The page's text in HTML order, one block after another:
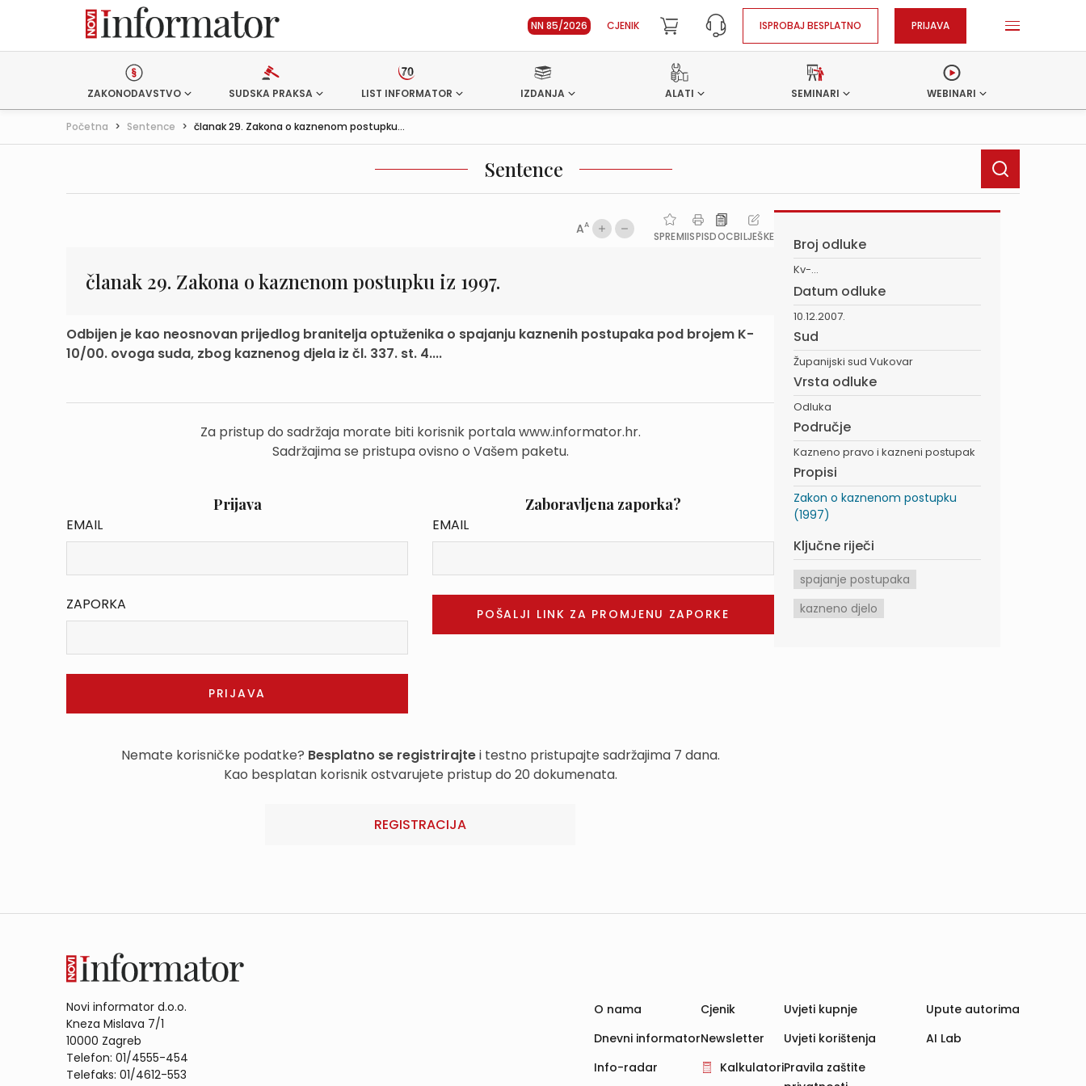
NN 85/2026 CJENIK ISPROBAJ BESPLATNO PRIJAVA
ZAKONODAVSTVO SUDSKA PRAKSA LIST INFORMATOR IZDANJA ALATI SEMINARI WEBINARI
Početna > Sentence > članak 29. Zakona o kaznenom postupku...
Sentence
AA
SPREMIISPISDOCBILJEŠKE
članak 29. Zakona o kaznenom postupku iz 1997.
Odbijen je kao neosnovan prijedlog branitelja optuženika o spajanju kaznenih postupaka pod brojem K-
10/00. ovoga suda, zbog kaznenog djela iz čl. 337. st. 4....
Za pristup do sadržaja morate biti korisnik portala www.informator.hr.
Sadržajima se pristupa ovisno o Vašem paketu.
Prijava
EMAIL
ZAPORKA
Zaboravljena zaporka?
EMAIL
Nemate korisničke podatke? Besplatno se registrirajtei testno pristupajte sadržajima 7 dana.
Kao besplatan korisnik ostvarujete pristup do 20 dokumenata.
REGISTRACIJA
Broj odluke
Kv-...
Datum odluke
10.12.2007.
Sud
Županijski sud Vukovar
Vrsta odluke
Odluka
Područje
Kazneno pravo i kazneni postupak
Propisi
Zakon o kaznenom postupku
(1997)
Ključne riječi
spajanje postupaka
kazneno djelo
Novi informator d.o.o.
Kneza Mislava 7/1
10000 Zagreb
Telefon: 01/4555-454
Telefaks: 01/4612-553
O nama
Dnevni informator
Info-radar
Cjenik
Newsletter
Kalkulatori
Uvjeti kupnje
Uvjeti korištenja
Pravila zaštite
Upute autorima
AI Lab